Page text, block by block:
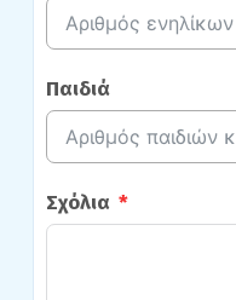
Παιδιά
Σχόλια